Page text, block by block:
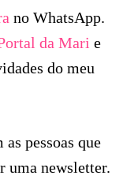
no WhatsApp.
da Mari e
do meu
pessoas que
uma newsletter.